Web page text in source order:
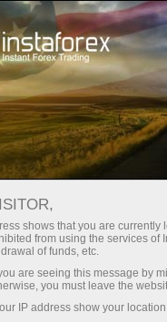
For Traders
Trader’s
winners in
shows that you are
from using the services
of funds, etc.
are seeing this message by
you must leave the
IP address show your